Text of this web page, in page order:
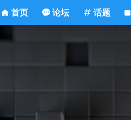
首页 论坛 话题